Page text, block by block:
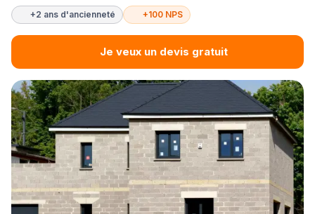
+2 ans d'ancienneté +100 NPS
Je veux un devis gratuit